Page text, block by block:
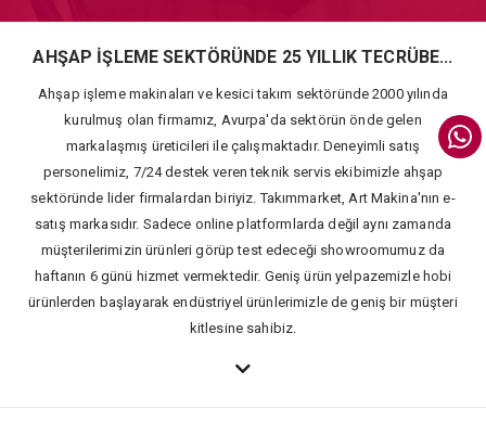
AHŞAP İŞLEME SEKTÖRÜNDE 25 YILLIK TECRÜBE...
Ahşap işleme makinaları ve kesici takım sektöründe 2000 yılında
kurulmuş olan firmamız, Avurpa'da sektörün önde gelen
markalaşmış üreticileri ile çalışmaktadır. Deneyimli satış
personelimiz, 7/24 destek veren teknik servis ekibimizle ahşap
sektöründe lider firmalardan biriyiz. Takımmarket, Art Makina'nın e-
satış markasıdır. Sadece online platformlarda değil aynı zamanda
müşterilerimizin ürünleri görüp test edeceği showroomumuz da
haftanın 6 günü hizmet vermektedir. Geniş ürün yelpazemizle hobi
ürünlerden başlayarak endüstriyel ürünlerimizle de geniş bir müşteri
kitlesine sahibiz.